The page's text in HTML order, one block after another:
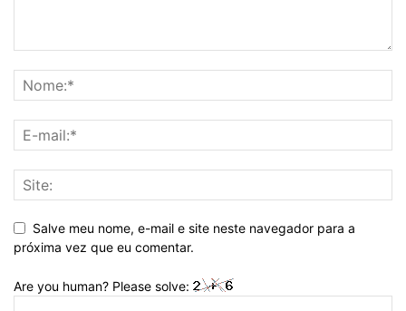
Salve meu nome, e-mail e site neste navegador para a
próxima vez que eu comentar.
Are you human? Please solve: